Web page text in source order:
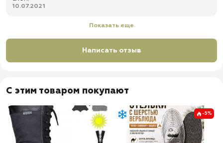
10.07.2021
Показать еще
Написать отзыв
С этим товаром покупают
-5%